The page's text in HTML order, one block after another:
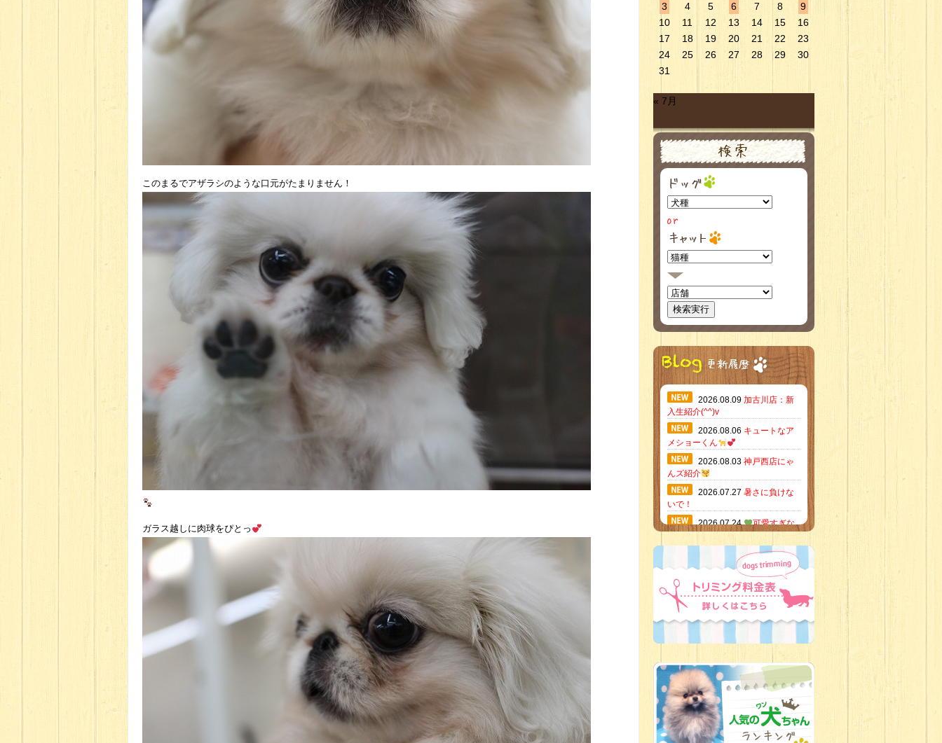
このまるでアザラシのような口元がたまりません！
ガラス越しに肉球をぴとっ
3
4 5 6 7 8
9
10
11 12 13 14 15
16
17
18 19 20 21 22
23
24
25 26 27 28 29
30
31
« 7月
2026.08.09 加古川店：新
入生紹介(^^)v
2026.08.06 キュートなア
メショーくん
2026.08.03 神戸西店にゃ
んズ紹介
2026.07.27 暑さに負けな
いで！
2026.07.24
可愛すぎな
素敵な笑顔の
ハーフくん
2026.07.18当店のイチオ
シにゃんこ
2026.07.12♡ rare color
2026.07.09加古川店：可
愛いハーフちゃん特集
2026.07.06 新入生紹介
2026.07.03ちびっこワン